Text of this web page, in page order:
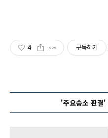
4 구독하기
'주요승소 판결'